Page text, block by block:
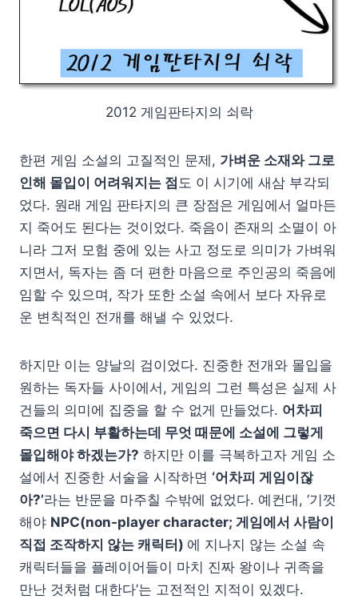
2012 게임판타지의 쇠락
한편 게임 소설의 고질적인 문제, 가벼운 소재와 그로
인해 몰입이 어려워지는 점 도 이 시기에 새삼 부각되
었다. 원래 게임 판타지의 큰 장점은 게임에서 얼마든
지 죽어도 된다는 것이었다. 죽음이 존재의 소멸이 아
니라 그저 모험 중에 있는 사고 정도로 의미가 가벼워
지면서, 독자는 좀 더 편한 마음으로 주인공의 죽음에
임할 수 있으며, 작가 또한 소설 속에서 보다 자유로
운 변칙적인 전개를 해낼 수 있었다.
하지만 이는 양날의 검이었다. 진중한 전개와 몰입을
원하는 독자들 사이에서, 게임의 그런 특성은 실제 사
건들의 의미에 집중을 할 수 없게 만들었다. 어차피
죽으면 다시 부활하는데 무엇 때문에 소설에 그렇게
몰입해야 하겠는가? 하지만 이를 극복하고자 게임 소
설에서 진중한 서술을 시작하면 ‘어차피 게임이잖
아?’라는 반문을 마주칠 수밖에 없었다. 예컨대, ‘기껏
해야 NPC(non-player character; 게임에서 사람이
직접 조작하지 않는 캐릭터) 에 지나지 않는 소설 속
캐릭터들을 플레이어들이 마치 진짜 왕이나 귀족을
만난 것처럼 대한다’는 고전적인 지적이 있겠다.